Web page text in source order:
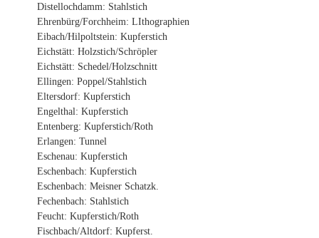
Distellochdamm: Stahlstich
Ehrenbürg/Forchheim: LIthographien
Eibach/Hilpoltstein: Kupferstich
Eichstätt: Holzstich/Schröpler
Eichstätt: Schedel/Holzschnitt
Ellingen: Poppel/Stahlstich
Eltersdorf: Kupferstich
Engelthal: Kupferstich
Entenberg: Kupferstich/Roth
Erlangen: Tunnel
Eschenau: Kupferstich
Eschenbach: Kupferstich
Eschenbach: Meisner Schatzk.
Fechenbach: Stahlstich
Feucht: Kupferstich/Roth
Fischbach/Altdorf: Kupferst.